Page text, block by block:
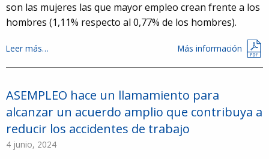
son las mujeres las que mayor empleo crean frente a los
hombres (1,11% respecto al 0,77% de los hombres).
Leer más… Más información
ASEMPLEO hace un llamamiento para
alcanzar un acuerdo amplio que contribuya a
reducir los accidentes de trabajo
4 junio, 2024